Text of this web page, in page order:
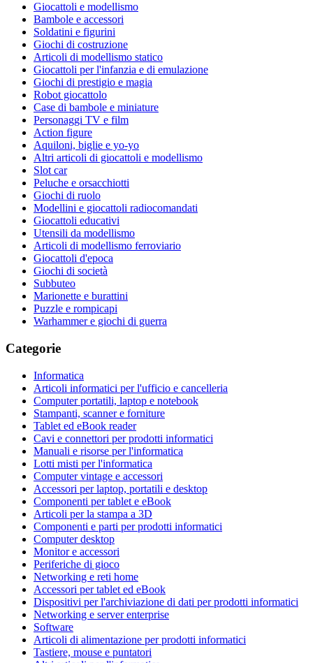
Giocattoli e modellismo
Bambole e accessori
Soldatini e figurini
Giochi di costruzione
Articoli di modellismo statico
Giocattoli per l'infanzia e di emulazione
Giochi di prestigio e magia
Robot giocattolo
Case di bambole e miniature
Personaggi TV e film
Action figure
Aquiloni, biglie e yo-yo
Altri articoli di giocattoli e modellismo
Slot car
Peluche e orsacchiotti
Giochi di ruolo
Modellini e giocattoli radiocomandati
Giocattoli educativi
Utensili da modellismo
Articoli di modellismo ferroviario
Giocattoli d'epoca
Giochi di società
Subbuteo
Marionette e burattini
Puzzle e rompicapi
Warhammer e giochi di guerra
Categorie
Informatica
Articoli informatici per l'ufficio e cancelleria
Computer portatili, laptop e notebook
Stampanti, scanner e forniture
Tablet ed eBook reader
Cavi e connettori per prodotti informatici
Manuali e risorse per l'informatica
Lotti misti per l'informatica
Computer vintage e accessori
Accessori per laptop, portatili e desktop
Componenti per tablet e eBook
Articoli per la stampa a 3D
Componenti e parti per prodotti informatici
Computer desktop
Monitor e accessori
Periferiche di gioco
Networking e reti home
Accessori per tablet ed eBook
Dispositivi per l'archiviazione di dati per prodotti informatici
Networking e server enterprise
Software
Articoli di alimentazione per prodotti informatici
Tastiere, mouse e puntatori